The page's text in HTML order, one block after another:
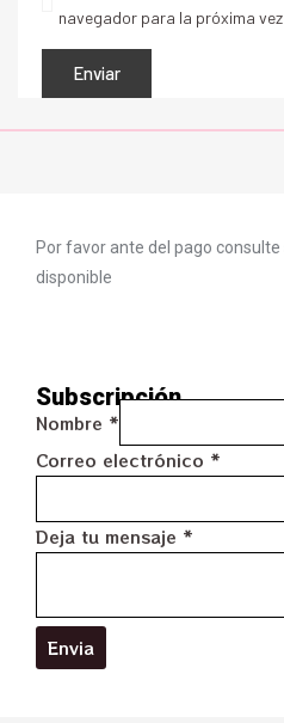
navegador para la próxima
Por favor ante del pago
disponible
Subscripción
Nombre *
Correo electrónico *
Deja tu mensaje *
Envia